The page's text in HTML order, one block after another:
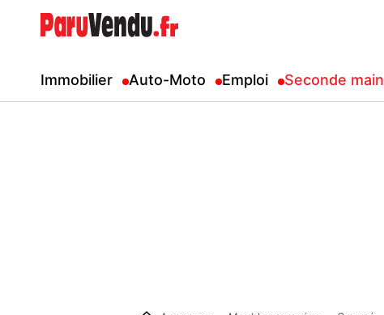
Immobilier Auto-Moto Emploi Seconde main